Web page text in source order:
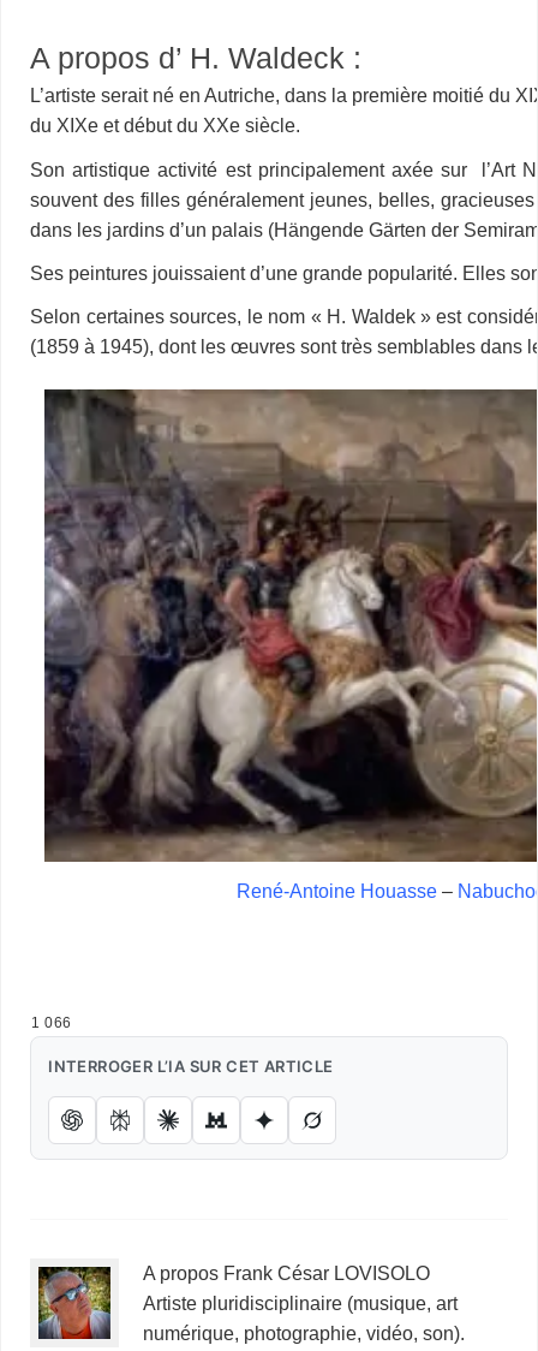
A propos d’ H. Waldeck :
L’artiste serait né en Autriche, dans la première moitié du
du XIXe et début du XXe siècle.
Son artistique activité est principalement axée sur l’Art
souvent des filles généralement jeunes, belles,
dans les jardins d’un palais (Hängende Gärten der
Ses peintures jouissaient d’une grande popularité. Elles
Selon certaines sources, le nom « H. Waldek » est
(1859 à 1945), dont les œuvres sont très semblables dans
René-Antoine Houasse –
1 066
INTERROGER L’IA SUR CET ARTICLE
A propos Frank César LOVISOLO
Artiste pluridisciplinaire (musique, art
numérique, photographie, vidéo, son).